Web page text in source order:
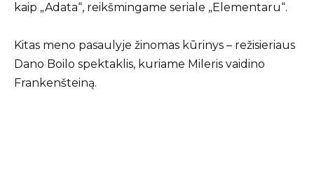
kaip „Adata“, reikšmingame seriale „Elementaru“.
Kitas meno pasaulyje žinomas kūrinys – režisieriaus
Dano Boilo spektaklis, kuriame Mileris vaidino
Frankenšteiną.